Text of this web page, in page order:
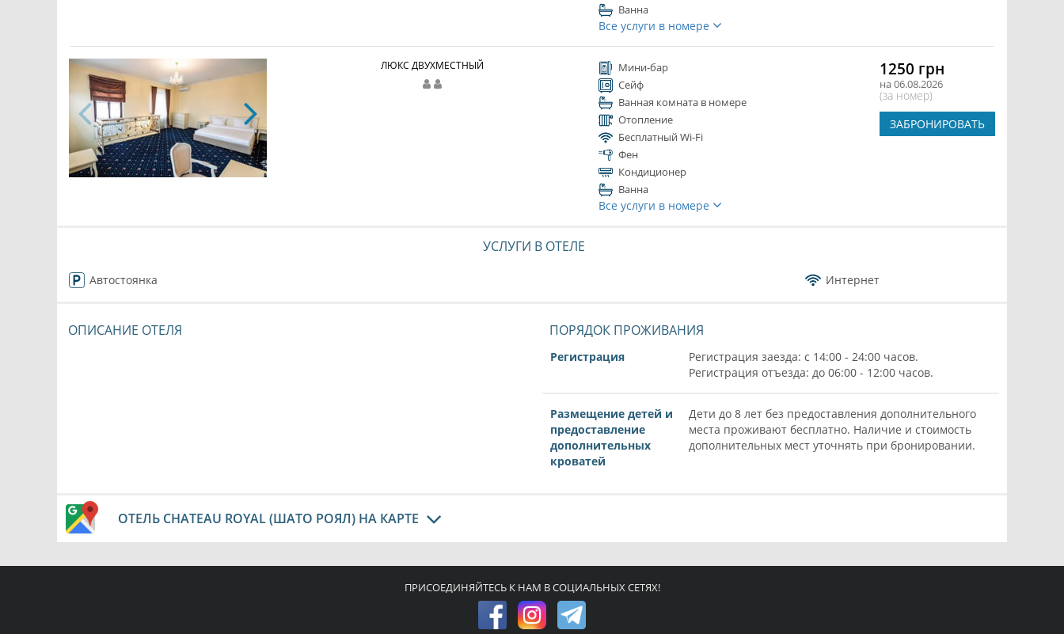
Ванна
Все услуги в номере
ЛЮКС ДВУХМЕСТНЫЙ
Мини-бар
Сейф
Ванная комната в номере
Отопление
Бесплатный Wi-Fi
Фен
Кондиционер
Ванна
Все услуги в номере
1250 грн
на 06.08.2026
(за номер)
ЗАБРОНИРОВАТЬ
УСЛУГИ В ОТЕЛЕ
Автостоянка Интернет
ОПИСАНИЕ ОТЕЛЯ ПОРЯДОК ПРОЖИВАНИЯ
Регистрация
Регистрация заезда: с 14:00 - 24:00 часов.
Регистрация отъезда: до 06:00 - 12:00 часов.
Размещение детей и
предоставление
дополнительных
кроватей
Дети до 8 лет без предоставления дополнительного
места проживают бесплатно. Наличие и стоимость
дополнительных мест уточнять при бронировании.
ОТЕЛЬ CHATEAU ROYAL (ШАТО РОЯЛ) НА КАРТЕ
ПРИСОЕДИНЯЙТЕСЬ К НАМ В СОЦИАЛЬНЫХ СЕТЯХ!